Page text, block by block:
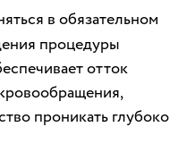
в обязательном
процедуры
отток
проникать глубоко